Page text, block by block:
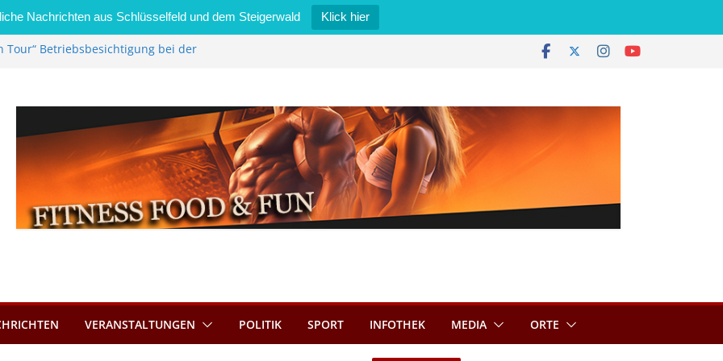
Nachrichten aus Schlüsselfeld und dem Steigerwald Klick hier
Tour“ Betriebsbesichtigung bei der
bietet Online-Anmeldung für
an
im Wert von 600 Euro
VERANSTALTUNGEN POLITIK SPORT INFOTHEK MEDIA ORTE